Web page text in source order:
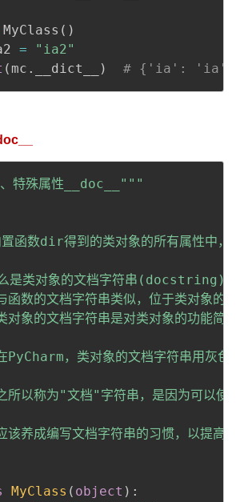
MyClass ( )
=
"ia2"
( mc . __dict__ ) # {'ia': 'ia',
特殊属性__doc__"""
函数dir得到的类对象的所有属性中，
是类对象的文档字符串(docstring)?
数的文档字符串类似，位于类对象的第
象的文档字符串是对类对象的功能简要
PyCharm，类对象的文档字符串用灰色显
以称为"文档"字符串，是因为可以使用
养成编写文档字符串的习惯，以提高程
MyClass ( object ) :